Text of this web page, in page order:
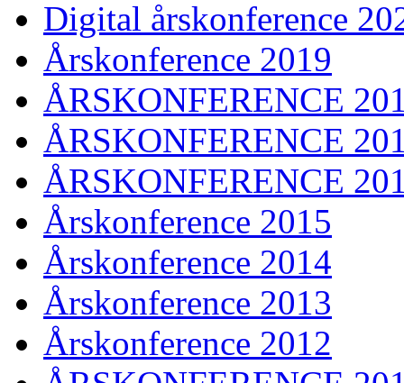
Digital årskonference
Årskonference 2019
ÅRSKONFERENCE
ÅRSKONFERENCE
ÅRSKONFERENCE
Årskonference 2015
Årskonference 2014
Årskonference 2013
Årskonference 2012